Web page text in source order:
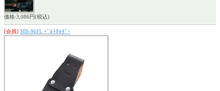
価格:3,086円(税込)
[会員] MB-96FL ﾍﾞﾙﾄﾎﾙﾀﾞｰ